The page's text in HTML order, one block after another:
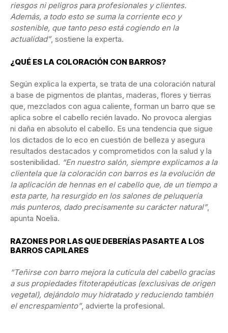
riesgos ni peligros para profesionales y clientes.
Además, a todo esto se suma la corriente eco y
sostenible, que tanto peso está cogiendo en la
actualidad”, sostiene la experta.
¿QUÉ ES LA COLORACIÓN CON BARROS?
Según explica la experta, se trata de una coloración natural
a base de pigmentos de plantas, maderas, flores y tierras
que, mezclados con agua caliente, forman un barro que se
aplica sobre el cabello recién lavado. No provoca alergias
ni daña en absoluto el cabello. Es una tendencia que sigue
los dictados de lo eco en cuestión de belleza y asegura
resultados destacados y comprometidos con la salud y la
sostenibilidad. “En nuestro salón, siempre explicamos a la
clientela que la coloración con barros es la evolución de
la aplicación de hennas en el cabello que, de un tiempo a
esta parte, ha resurgido en los salones de peluquería
más punteros, dado precisamente su carácter natural”,
apunta Noelia.
RAZONES POR LAS QUE DEBERÍAS PASARTE A LOS
BARROS CAPILARES
“Teñirse con barro mejora la cutícula del cabello gracias
a sus propiedades fitoterapéuticas (exclusivas de origen
vegetal), dejándolo muy hidratado y reduciendo también
el encrespamiento”, advierte la profesional.